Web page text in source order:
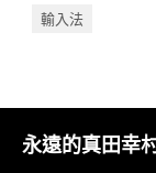
輸入法
永遠的真田幸